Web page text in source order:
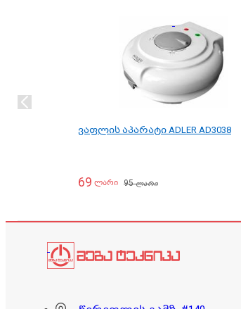
ვაფლის აპარატი ADLER AD3038
69 ლარი 95ლარი